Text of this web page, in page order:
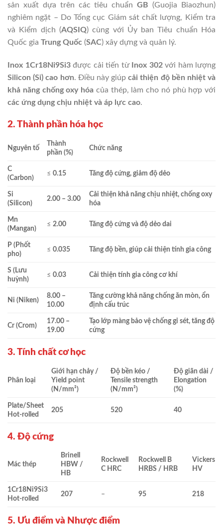
sản xuất dựa trên các tiêu chuẩnGB (Guojia Biaozhun)
nghiêm ngặt – DoTổng cục Giám sát chất lượng, Kiểm tra
và Kiểm dịch (AQSIQ) cùng với Ủy ban Tiêu chuẩn Hóa
Quốc gia Trung Quốc (SAC) xây dựng và quản lý.
Inox 1Cr18Ni9Si3 được cải tiến từ Inox 302với hàm lượng
Silicon (Si) cao hơn. Điều này giúpcải thiện độ bền nhiệt và
khả năng chống oxy hóa của thép, làm cho nó phù hợp với
các ứng dụng chịu nhiệt và áp lực cao.
2. Thành phần hóa học
Nguyên tố
Thành
phần (%)
Chức năng
C
(Carbon)
≤0.15 Tăng độ cứng, giảm độ dẻo
Si
(Silicon)
2.00 – 3.00
Cải thiện khả năng chịu nhiệt, chống oxy
hóa
Mn
(Mangan)
≤ 2.00 Tăng độ cứng và độ dẻo dai
P (Phốt
pho)
≤0.035 Tăng độ bền, giúp cải thiện tính gia công
S (Lưu
huỳnh)
≤0.03 Cải thiện tính gia công cơ khí
Ni (Niken)
8.00 –
10.00
Tăng cường khả năng chống ăn mòn, ổn
định cấu trúc
Cr (Crom)
17.00 –
19.00
Tạo lớp màng bảo vệ chống gỉ sét, tăng độ
cứng
3. Tính chất cơ học
Phân loại
Giới hạn chảy /
Yield point
(N/mm²)
Độ bền kéo /
Tensile strength
(N/mm²)
Độ giãn dài /
Elongation
(%)
Plate/Sheet
Hot-rolled
205 520 40
4. Độ cứng
Mác thép
Brinell
HBW /
HB
Rockwell
C HRC
Rockwell B
HRBS / HRB
Vickers
HV
1Cr18Ni9Si3
Hot-rolled
207 – 95 218
5. Ưu điểm và Nhược điểm